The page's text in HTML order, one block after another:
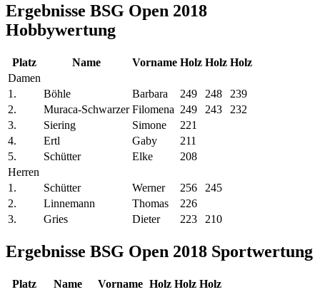
Ergebnisse BSG Open 2018
Hobbywertung
Platz Name Vorname Holz Holz Holz
Damen
1.
Böhle Barbara 249 248
239
2.
Muraca-Schwarzer Filomena 249 243
232
3.
Siering Simone
221
4.
Ertl Gaby
211
5.
Schütter Elke
208
Herren
1.
Schütter Werner 256
245
2.
Linnemann Thomas
226
3.
Gries Dieter 223 210
Ergebnisse BSG Open 2018 Sportwertung
Platz Name Vorname Holz Holz Holz